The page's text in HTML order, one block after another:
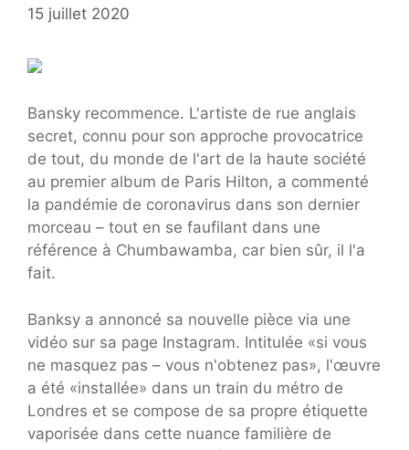
15 juillet 2020
Bansky recommence. L'artiste de rue anglais
secret, connu pour son approche provocatrice
de tout, du monde de l'art de la haute société
au premier album de Paris Hilton, a commenté
la pandémie de coronavirus dans son dernier
morceau – tout en se faufilant dans une
référence à Chumbawamba, car bien sûr, il l'a
fait.
Banksy a annoncé sa nouvelle pièce via une
vidéo sur sa page Instagram. Intitulée «si vous
ne masquez pas – vous n'obtenez pas», l'œuvre
a été «installée» dans un train du métro de
Londres et se compose de sa propre étiquette
vaporisée dans cette nuance familière de